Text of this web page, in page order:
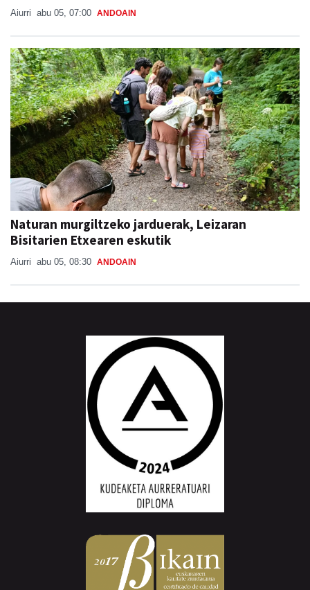
Aiurri abu 05, 07:00 ANDOAIN
Naturan murgiltzeko jarduerak, Leizaran
Bisitarien Etxearen eskutik
Aiurri abu 05, 08:30 ANDOAIN